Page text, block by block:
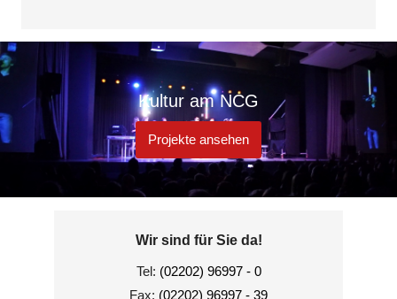
Kultur am NCG
Projekte ansehen
Wir sind für Sie da!
Tel: (02202) 96997 - 0
Fax: (02202) 96997 - 39